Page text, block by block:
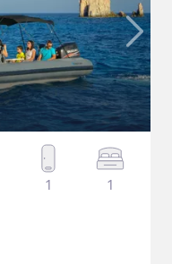
1 1